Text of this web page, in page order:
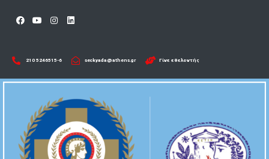
210 5246515-6​ seckyada@athens.gr Γίνε εθελοντής